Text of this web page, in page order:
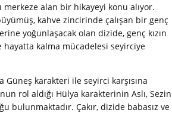
merkeze alan bir hikayeyi konu alıyor.
kahve zincirinde çalışan bir genç
yoğunlaşacak olan dizide, genç kızın
hayatta kalma mücadelesi seyirciye
Güneş karakteri ile seyirci karşısına
rol aldığı Hülya karakterinin Aslı, Sezin
bulunmaktadır. Çakır, dizide babasız ve